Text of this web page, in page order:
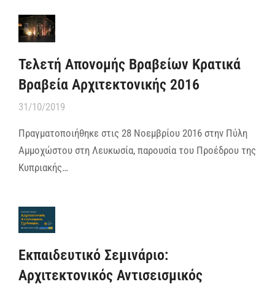
Τελετή Απονομής Βραβείων Κρατικά
Βραβεία Αρχιτεκτονικής 2016
31/10/2019
Πραγματοποιήθηκε στις 28 Νοεμβρίου 2016 στην Πύλη
Αμμοχώστου στη Λευκωσία, παρουσία του Προέδρου της
Κυπριακής…
Εκπαιδευτικό Σεμινάριο:
Αρχιτεκτονικός Αντισεισμικός